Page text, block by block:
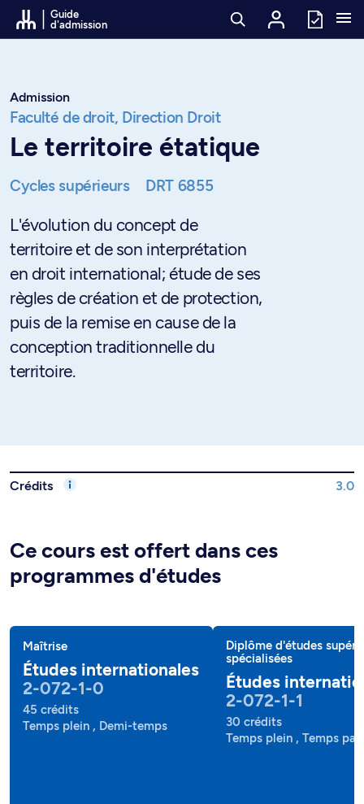
Passer au contenu
Guide
d'admission
Admission
Faculté de droit, Direction Droit
Le territoire étatique
Cycles supérieurs DRT 6855
L'évolution du concept de
territoire et de son interprétation
en droit international; étude de ses
règles de création et de protection,
puis de la remise en cause de la
conception traditionnelle du
territoire.
Crédits 3.0
Ce cours est offert dans ces
programmes d'études
Maîtrise
Études internationales
2-072-1-0
45 crédits
Temps plein , Demi-temps
Diplôme d'études
spécialisées
Études
2-072-1-1
30 crédits
Temps plein , Temps